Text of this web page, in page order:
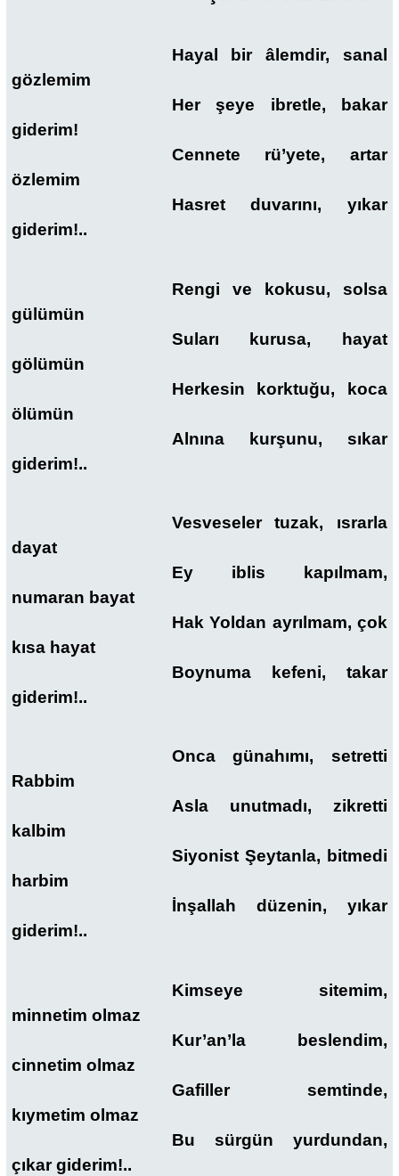
Hayal bir âlemdir, sanal
gözlemim
Her şeye ibretle, bakar
giderim!
Cennete rü’yete, artar
özlemim
Hasret duvarını, yıkar
giderim!..
Rengi ve kokusu, solsa
gülümün
Suları kurusa, hayat
gölümün
Herkesin korktuğu, koca
ölümün
Alnına kurşunu, sıkar
giderim!..
Vesveseler tuzak, ısrarla
dayat
Ey iblis kapılmam,
numaran bayat
Hak Yoldan ayrılmam, çok
kısa hayat
Boynuma kefeni, takar
giderim!..
Onca günahımı, setretti
Rabbim
Asla unutmadı, zikretti
kalbim
Siyonist Şeytanla, bitmedi
harbim
İnşallah düzenin, yıkar
giderim!..
Kimseye sitemim,
minnetim olmaz
Kur’an’la beslendim,
cinnetim olmaz
Gafiller semtinde,
kıymetim olmaz
Bu sürgün yurdundan,
çıkar giderim!..